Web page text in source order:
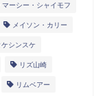
マーシー・シャイモフ
メイソン・カリー
ケシンスケ
リズ山崎
リムベアー